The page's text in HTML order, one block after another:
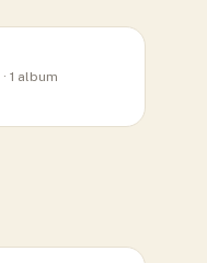
· 1 album